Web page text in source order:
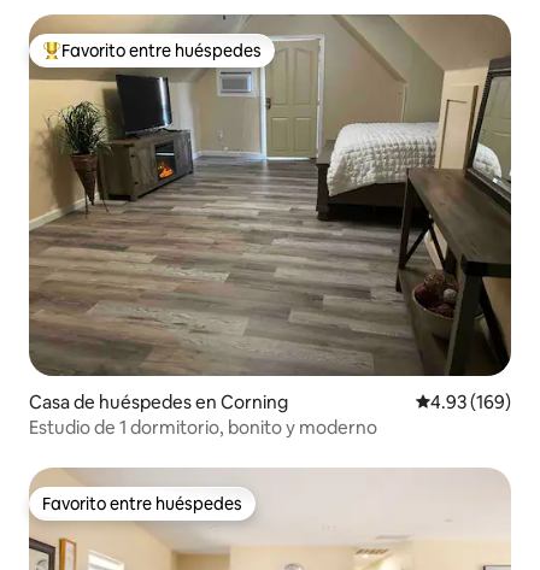
Favorito entre huéspedes preferido
Favorito entre huéspedes
Casa de huéspedes en Corning Calificación
4.93 (169)
Estudio de 1 dormitorio, bonito y moderno
Favorito entre huéspedes
Favorito entre huéspedes